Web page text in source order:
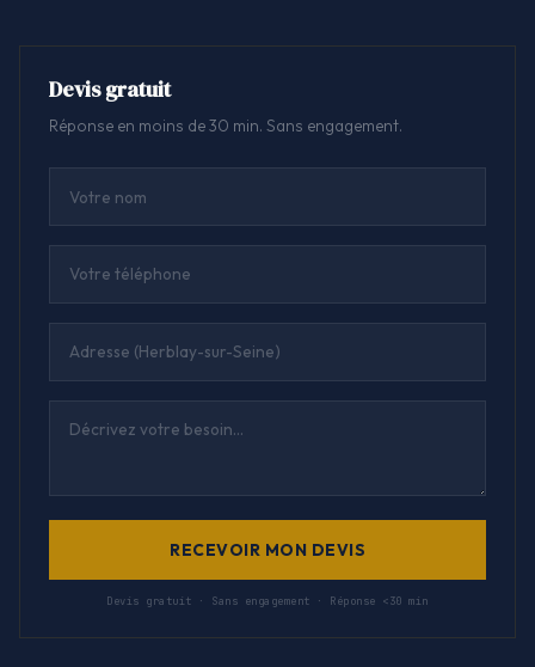
Devis gratuit
Réponse en moins de 30 min. Sans engagement.
RECEVOIR MON DEVIS
Devis gratuit · Sans engagement · Réponse <30 min